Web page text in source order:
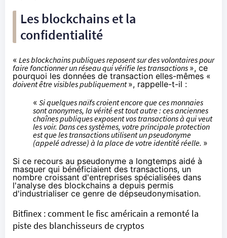
Les blockchains et la
confidentialité
« Les blockchains publiques reposent sur des volontaires pour
faire fonctionner un réseau qui vérifie les transactions », ce
pourquoi les données de transaction elles-mêmes «
doivent être visibles publiquement», rappelle-t-il :
« Si quelques naïfs croient encore que ces monnaies
sont anonymes, la vérité est tout autre : ces anciennes
chaînes publiques exposent vos transactions à qui veut
les voir. Dans ces systèmes, votre principale protection
est que les transactions utilisent un pseudonyme
(appelé adresse) à la place de votre identité réelle. »
Si ce recours au pseudonyme a longtemps aidé à
masquer qui bénéficiaient des transactions, un
nombre croissant d'entreprises spécialisées dans
l'analyse des blockchains a depuis permis
d'industrialiser ce genre de dépseudonymisation.
Bitfinex : comment le fisc américain a remonté la
piste des blanchisseurs de cryptos